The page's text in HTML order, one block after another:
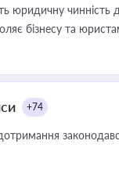
юридичну чинність
бізнесу та
органами влади
+74